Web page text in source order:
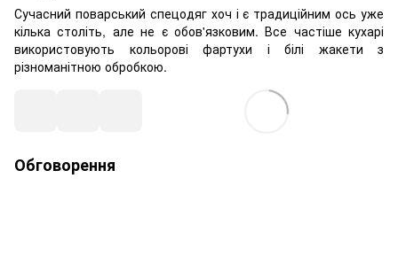
Сучасний поварський спецодяг хоч і є традиційним ось уже
кілька століть, але не є обов'язковим. Все частіше кухарі
використовують кольорові фартухи і білі жакети з
різноманітною обробкою.
Обговорення